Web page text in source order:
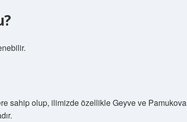
sahip olup, ilimizde özellikle Geyve ve Pamukova